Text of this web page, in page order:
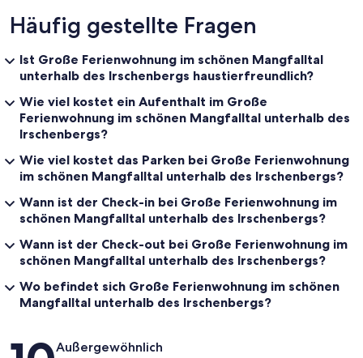
Häufig gestellte Fragen
Ist Große Ferienwohnung im schönen Mangfalltal
unterhalb des Irschenbergs haustierfreundlich?
Wie viel kostet ein Aufenthalt im Große
Ferienwohnung im schönen Mangfalltal unterhalb des
Irschenbergs?
Wie viel kostet das Parken bei Große Ferienwohnung
im schönen Mangfalltal unterhalb des Irschenbergs?
Wann ist der Check-in bei Große Ferienwohnung im
schönen Mangfalltal unterhalb des Irschenbergs?
Wann ist der Check-out bei Große Ferienwohnung im
schönen Mangfalltal unterhalb des Irschenbergs?
Wo befindet sich Große Ferienwohnung im schönen
Mangfalltal unterhalb des Irschenbergs?
Bewertungen
Außergewöhnlich